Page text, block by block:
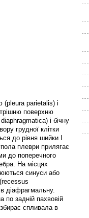
(pleura parietalis) і
поверхню
і бічну
грудної клітки
до рівня шийки I
плеври прилягає
до поперечного
На місцях
синуси або
діафрагмальну.
задній пахвовій
спливала в